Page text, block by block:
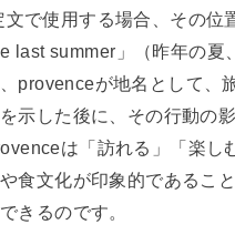
で使用する場合、その位
last summer」（昨年の夏
provenceが地名として、
示した後に、その行動の
は「訪れる」「楽
食文化が印象的であるこ
きるのです。